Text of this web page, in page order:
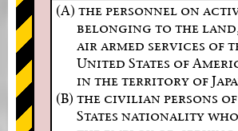
(A) the personnel on
belonging to the
air armed services of
United States of
in the territory of
(B) the civilian persons
States nationality